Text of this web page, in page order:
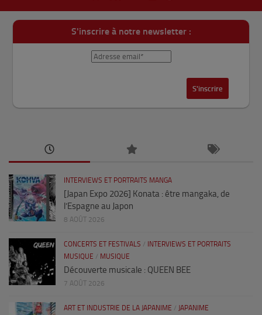
S'inscrire à notre newsletter :
INTERVIEWS ET PORTRAITS MANGA
[Japan Expo 2026] Konata : être mangaka, de
l’Espagne au Japon
8 AOÛT 2026
CONCERTS ET FESTIVALS /
INTERVIEWS ET PORTRAITS
MUSIQUE / MUSIQUE
Découverte musicale : QUEEN BEE
7 AOÛT 2026
ART ET INDUSTRIE DE LA JAPANIME / JAPANIME